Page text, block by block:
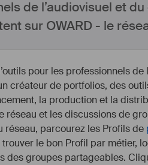
de l’audiovisuel et
sur OWARD - le
pour les professionnels
créateur de portfolios, des
la production et la
et les discussions de
réseau, parcourez les Profils de
trouver le bon Profil par métier,
groupes partageables.